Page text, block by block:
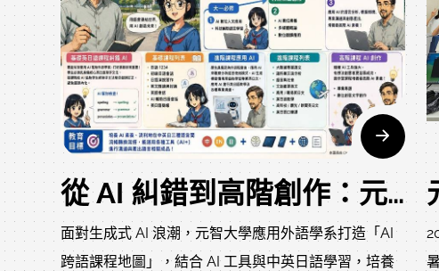
從 AI 糾錯到高階創作：元智應外規劃全方位「AI跨語」課程學習地圖
面對生成式 AI 浪潮，元智大學應用外語學系打造「AI
跨語課程地圖」，結合 AI 工具與中英日語學習，培養